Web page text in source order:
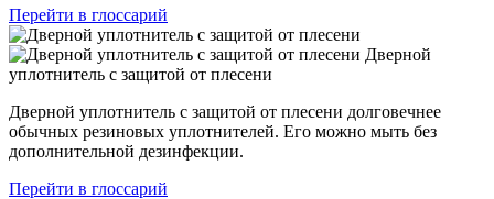
Перейти в глоссарий
Дверной
уплотнитель с защитой от плесени
Дверной уплотнитель с защитой от плесени долговечнее
обычных резиновых уплотнителей. Его можно мыть без
дополнительной дезинфекции.
Перейти в глоссарий